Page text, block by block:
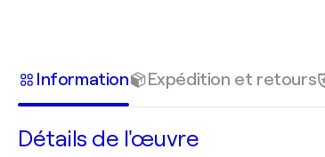
Information Expédition et retours
Détails de l'œuvre